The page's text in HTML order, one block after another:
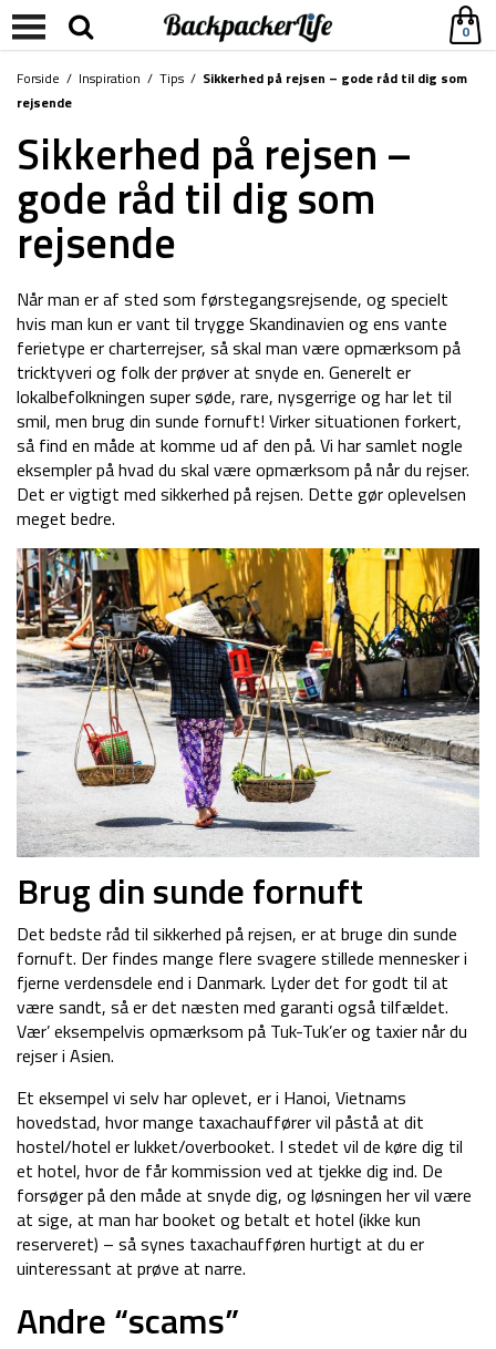
0
Forside / Inspiration / Tips / Sikkerhed på rejsen – gode råd til dig som
rejsende
Sikkerhed på rejsen –
gode råd til dig som
rejsende
Når man er af sted som førstegangsrejsende, og specielt
hvis man kun er vant til trygge Skandinavien og ens vante
ferietype er charterrejser, så skal man være opmærksom på
tricktyveri og folk der prøver at snyde en. Generelt er
lokalbefolkningen super søde, rare, nysgerrige og har let til
smil, men brug din sunde fornuft! Virker situationen forkert,
så find en måde at komme ud af den på. Vi har samlet nogle
eksempler på hvad du skal være opmærksom på når du rejser.
Det er vigtigt med sikkerhed på rejsen. Dette gør oplevelsen
meget bedre.
Brug din sunde fornuft
Det bedste råd til sikkerhed på rejsen, er at bruge din sunde
fornuft. Der findes mange flere svagere stillede mennesker i
fjerne verdensdele end i Danmark. Lyder det for godt til at
være sandt, så er det næsten med garanti også tilfældet.
Vær’ eksempelvis opmærksom på Tuk-Tuk’er og taxier når du
rejser i Asien.
Et eksempel vi selv har oplevet, er i Hanoi, Vietnams
hovedstad, hvor mange taxachauffører vil påstå at dit
hostel/hotel er lukket/overbooket. I stedet vil de køre dig til
et hotel, hvor de får kommission ved at tjekke dig ind. De
forsøger på den måde at snyde dig, og løsningen her vil være
at sige, at man har booket og betalt et hotel (ikke kun
reserveret) – så synes taxachaufføren hurtigt at du er
uinteressant at prøve at narre.
Andre “scams”